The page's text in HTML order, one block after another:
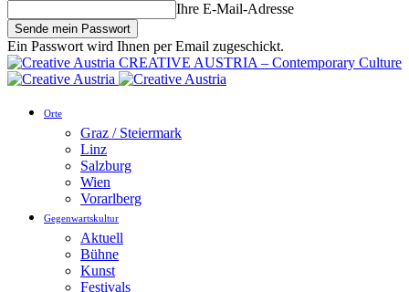
Ihre E-Mail-Adresse
Ein Passwort wird Ihnen per Email zugeschickt.
CREATIVE AUSTRIA – Contemporary Culture
Orte
Graz / Steiermark
Linz
Salzburg
Wien
Vorarlberg
Gegenwartskultur
Aktuell
Bühne
Kunst
Festivals